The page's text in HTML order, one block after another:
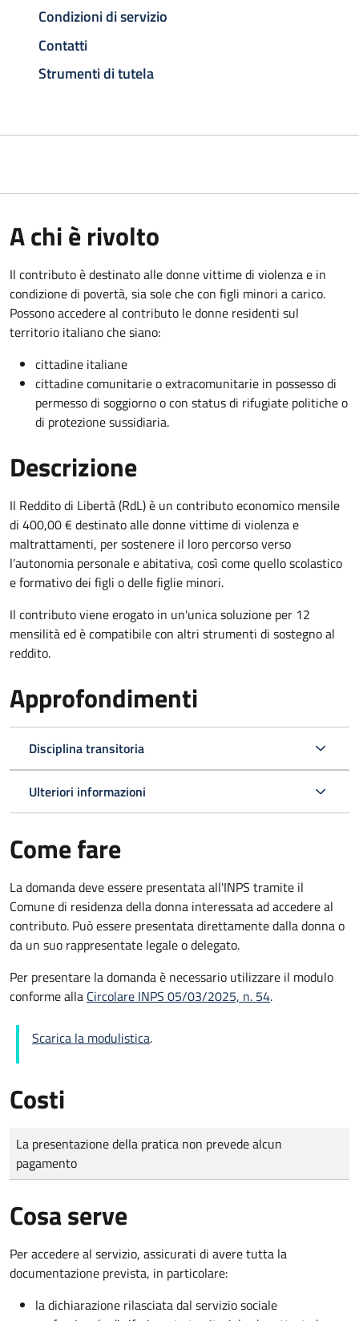
Condizioni di servizio
Contatti
Strumenti di tutela
A chi è rivolto
Il contributo è destinato alle donne vittime di violenza e in
condizione di povertà, sia sole che con figli minori a carico.
Possono accedere al contributo le donne residenti sul
territorio italiano che siano:
cittadine italiane
cittadine comunitarie o extracomunitarie in possesso di
permesso di soggiorno o con status di rifugiate politiche o
di protezione sussidiaria.
Descrizione
Il Reddito di Libertà (RdL) è un contributo economico mensile
di 400,00 € destinato alle donne vittime di violenza e
maltrattamenti, per sostenere il loro percorso verso
l’autonomia personale e abitativa, così come quello scolastico
e formativo dei figli o delle figlie minori.
Il contributo viene erogato in un'unica soluzione per 12
mensilità ed è compatibile con altri strumenti di sostegno al
reddito.
Approfondimenti
Disciplina transitoria
Ulteriori informazioni
Come fare
La domanda deve essere presentata all'INPS tramite il
Comune di residenza della donna interessata ad accedere al
contributo. Può essere presentata direttamente dalla donna o
da un suo rappresentate legale o delegato.
Per presentare la domanda è necessario utilizzare il modulo
conforme alla Circolare INPS 05/03/2025, n. 54.
Scarica la modulistica.
Costi
Tipo di pagamento
Importo
La presentazione della pratica non prevede alcun
pagamento
Cosa serve
Per accedere al servizio, assicurati di avere tutta la
documentazione prevista, in particolare:
la dichiarazione rilasciata dal servizio sociale